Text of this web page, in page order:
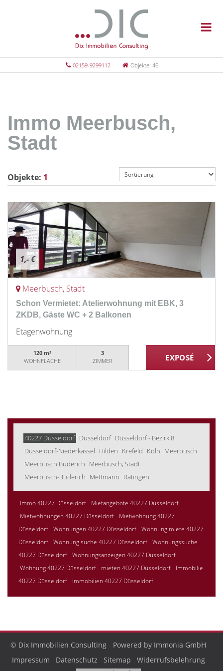
02159-9299112 Objekte: 46
Immo Meerbusch,
Stadt
Objekte: 1
1,- €
Meerbusch, Stadt
Schon Vermietet: Atelierwohnung mit EBK, 3
ZKDB, Gäste WC + 2 Balkonen
Etagenwohnung
120 m²
WOHNFLÄCHE
3
ZIMMER
40227 Düsseldorf Düsseldorf Düsseldorf - Bezirk 8
Düsseldorf-Niederkassel Hilden Krefeld Köln Meerbusch
Meerbusch Büderich Meerbusch, Stadt
Meerbusch-Büderich Mettmann Ratingen
Immo 40227 Düsseldorf
Mietangebote 40227 Düsseldorf
Mietwohnungen 40227 Düsseldorf
Mietwohnung 40227
Düsseldorf Wohnungen 40227 Düsseldorf Wohnung miete 40227
Düsseldorf Wohnung suche 40227 Düsseldorf Wohnungssuche
40227 Düsseldorf Wohnungsanzeigen 40227 Düsseldorf
Wohnung 40227 Düsseldorf
mieten 40227 Düsseldorf
Immobilie
40227 Düsseldorf
Immobilien 40227 Düsseldorf
© Dix Immobilien Consulting
Powered by Immonia GmbH
Impressum
Datenschutz Sitemap Widerrufsbelehrung